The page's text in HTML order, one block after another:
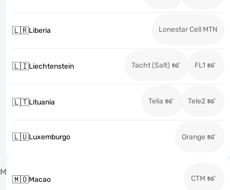
🇱🇷Liberia Lonestar Cell MTN
🇱🇮Liechtenstein 7acht (Salt) FL1
🇱🇹Lituania Telia Tele2
🇱🇺Luxemburgo Orange
M
🇲🇴Macao CTM